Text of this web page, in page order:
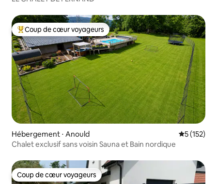
Coups de cœur voyageurs les plus appréciés
Coup de cœur voyageurs
Hébergement ⋅ Anould Évaluation
5 (152)
Chalet exclusif sans voisin Sauna et Bain nordique
Coup de cœur voyageurs
Coup de cœur voyageurs